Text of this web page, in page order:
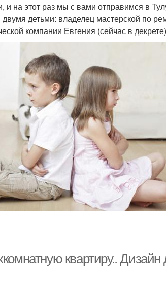
и на этот раз мы с вами отправимся в
детьми: владелец мастерской по
компании Евгения (сейчас в
квартиру..